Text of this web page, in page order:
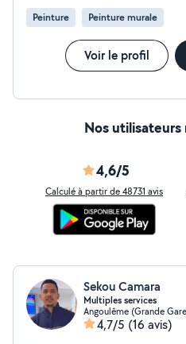
Peinture Peinture murale
Voir le profil
Nos
4,6/5
Calculé à partir de 48731 avis
Sekou Camara
Multiples services
Angoulême (Grande
4,7/5 (16 avis)